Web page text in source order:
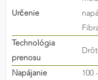
Určenie
Technológia
prenosu
Napájanie
100
výkon a funkčnosť
Google Analytics